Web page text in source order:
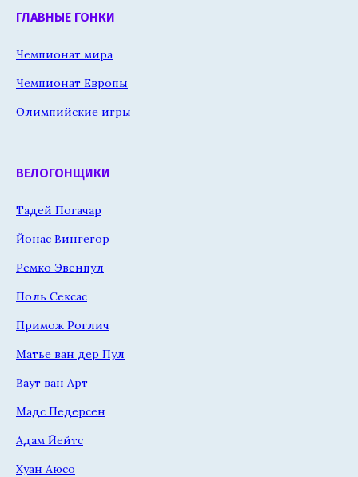
ГЛАВНЫЕ ГОНКИ
Чемпионат мира
Чемпионат Европы
Олимпийские игры
ВЕЛОГОНЩИКИ
Тадей Погачар
Йонас Вингегор
Ремко Эвенпул
Поль Сексас
Примож Роглич
Матье ван дер Пул
Ваут ван Арт
Мадс Педерсен
Адам Йейтс
Хуан Аюсо